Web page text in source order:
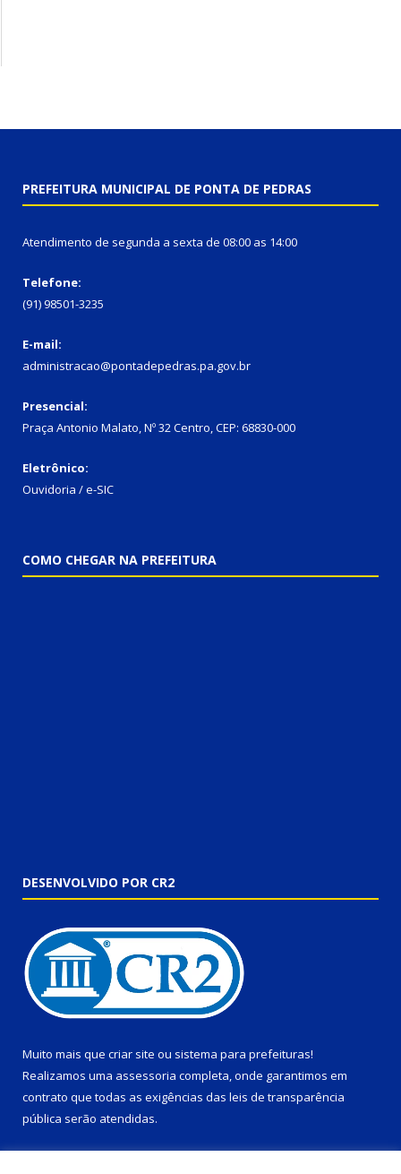
PREFEITURA MUNICIPAL DE PONTA DE PEDRAS
Atendimento de segunda a sexta de 08:00 as 14:00
Telefone:
(91) 98501-3235
E-mail:
administracao@pontadepedras.pa.gov.br
Presencial:
Praça Antonio Malato, Nº 32 Centro, CEP: 68830-000
Eletrônico:
Ouvidoria / e-SIC
COMO CHEGAR NA PREFEITURA
DESENVOLVIDO POR CR2
Muito mais que criar site ou sistema para prefeituras!
Realizamos uma assessoria completa, onde garantimos em
contrato que todas as exigências das leis de transparência
pública serão atendidas.